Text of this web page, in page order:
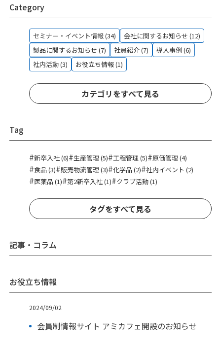
Category
セミナー・イベント情報 (34)
会社に関するお知らせ (12)
製品に関するお知らせ (7)
社員紹介 (7)
導入事例 (6)
社内活動 (3)
お役立ち情報 (1)
カテゴリをすべて見る
Tag
#新卒入社 (6)#生産管理 (5)#工程管理 (5)#原価管理 (4)
#食品 (3)#販売物流管理 (3)#化学品 (2)#社内イベント (2)
#医薬品 (1)#第2新卒入社 (1)#クラブ活動 (1)
タグをすべて見る
記事・コラム
お役立ち情報
2024/09/02
会員制情報サイト アミカフェ開設のお知らせ